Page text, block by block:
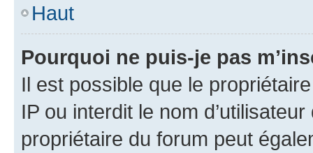
Haut
Pourquoi ne puis-je pas
Il est possible que le
IP ou interdit le nom
propriétaire du forum peut